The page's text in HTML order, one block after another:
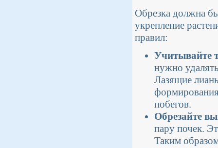
Обрезка должна
укрепление
правил:
Учитывайте
нужно
Лазящие
побегов.
Обрезайте
пару почек.
Таким